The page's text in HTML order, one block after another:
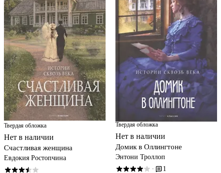
Твердая обложка
Нет в наличии
Счастливая женщина
Евдокия Ростопчина
Твердая обложка
Нет в наличии
Домик в Оллингтоне
Энтони Троллоп
· 1